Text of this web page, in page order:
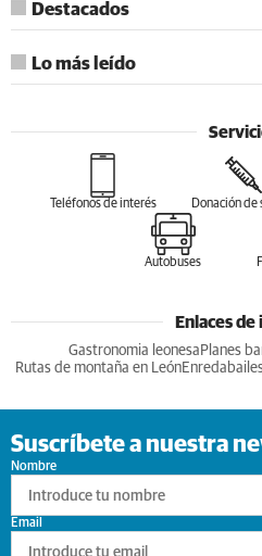
Destacados
Lo más leído
Teléfonos de interés Donación de
Autobuses
Enlaces
Gastronomia leonesa Planes
Rutas de montaña en León
Suscríbete a nuestra
Nombre
Email